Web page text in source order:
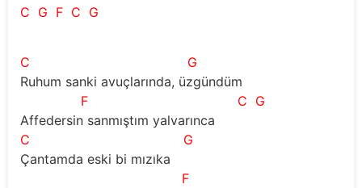
C G F C G
C
G
Ruhum sanki avuçlarında, üzgündüm
F
C G
Affedersin sanmıştım yalvarınca
C
G
Çantamda eski bi mızıka
F